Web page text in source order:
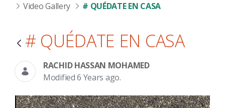
Video Gallery
# QUÉDATE EN CASA
# QUÉDATE EN CASA
RACHID HASSAN MOHAMED
Modified 6 Years ago.